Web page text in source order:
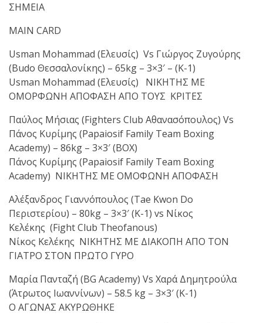
ΣΗΜΕΙΑ
MAIN CARD
Usman Mohammad (Ελευσίς) Vs Γιώργος Ζυγούρης
(Budo Θεσσαλονίκης) – 65kg – 3×3′ – (K-1)
Usman Mohammad (Ελευσίς) ΝΙΚΗΤΗΣ ΜΕ
ΟΜΟΡΦΩΝΗ ΑΠΟΦΑΣΗ ΑΠΟ TΟΥΣ ΚΡΙΤΕΣ
Παύλος Μήσιας (Fighters Club Αθανασόπουλος) Vs
Πάνος Κυρίμης (Papaiosif Family Team Boxing
Academy) – 86kg – 3×3′ (ΒΟΧ)
Πάνος Κυρίμης (Papaiosif Family Team Boxing
Academy) ΝΙΚΗΤΗΣ ΜΕ ΟΜΟΦΩΝΗ ΑΠΟΦΑΣΗ
Αλέξανδρος Γιαννόπουλος (Tae Kwon Do
Περιστερίου) – 80kg – 3×3′ (Κ-1) vs Νίκος
Κελέκης (Fight Club Theofanous)
Νίκος Κελέκης ΝΙΚΗΤΗΣ ΜΕ ΔΙΑΚΟΠΗ ΑΠΟ ΤΟΝ
ΓΙΑΤΡΟ ΣΤΟΝ ΠΡΩΤΟ ΓΥΡΟ
Μαρία Πανταζή (BG Academy) Vs Χαρά Δημητρούλα
(Άτρωτος Ιωαννίνων) – 58.5 kg – 3×3′ (K-1)
O ΑΓΩΝΑΣ ΑΚΥΡΩΘΗΚΕ